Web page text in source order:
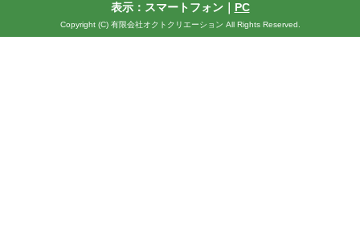
表示：スマートフォン｜ PC
Copyright (C) 有限会社オクトクリエーション All Rights Reserved.